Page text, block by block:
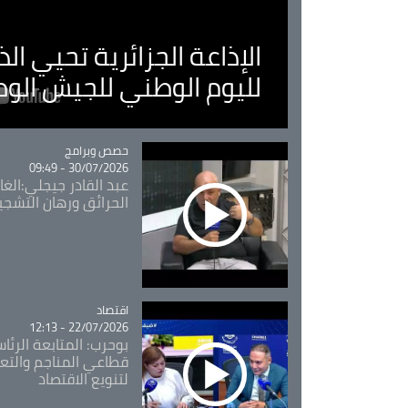
الإذاعة الجزائرية تحيي
لليوم الوطني للجيش
Catégorie
حصص وبرامج
30/07/2026 - 09:49
عبد القادر
الحرائق ورهان
Catégorie
اقتصاد
22/07/2026 - 12:13
بوحرب: المتابعة
قطاعي المناجم
لتنويع الاقتصاد